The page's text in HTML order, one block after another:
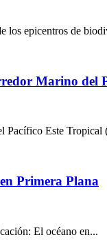
epicentros de
Marino
Pacífico Este
Primera Plana
El océano en...